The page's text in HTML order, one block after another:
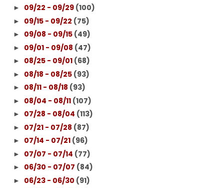
► 09/22 - 09/29 (100)
► 09/15 - 09/22 (75)
► 09/08 - 09/15 (49)
► 09/01 - 09/08 (47)
► 08/25 - 09/01 (68)
► 08/18 - 08/25 (93)
► 08/11 - 08/18 (93)
► 08/04 - 08/11 (107)
► 07/28 - 08/04 (113)
► 07/21 - 07/28 (87)
► 07/14 - 07/21 (96)
► 07/07 - 07/14 (77)
► 06/30 - 07/07 (84)
► 06/23 - 06/30 (91)